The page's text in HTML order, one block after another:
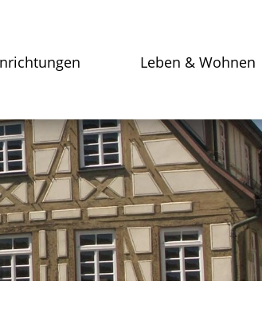
Leben & Wohnen